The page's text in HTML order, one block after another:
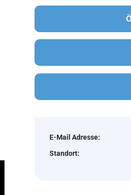
E-Mail Adresse:
Standort: